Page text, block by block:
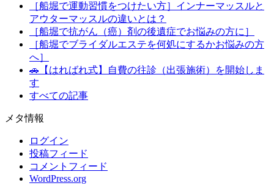
［船堀で運動習慣をつけたい方］インナーマッスルと
アウターマッスルの違いとは？
［船堀で抗がん（癌）剤の後遺症でお悩みの方に］
［船堀でブライダルエステを何処にするかお悩みの方
へ］
🚗【はればれ式】自費の往診（出張施術）を開始しま
す
すべての記事
メタ情報
ログイン
投稿フィード
コメントフィード
WordPress.org